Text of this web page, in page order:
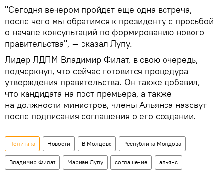
"Сегодня вечером пройдет еще одна встреча,
после чего мы обратимся к президенту с просьбой
о начале консультаций по формированию нового
правительства", — сказал Лупу.
Лидер ЛДПМ Владимир Филат, в свою очередь,
подчеркнул, что сейчас готовится процедура
утверждения правительства. Он также добавил,
что кандидата на пост премьера, а также
на должности министров, члены Альянса назовут
после подписания соглашения о его создании.
Политика Новости В Молдове Республика Молдова
Владимир Филат Мариан Лупу соглашение альянс